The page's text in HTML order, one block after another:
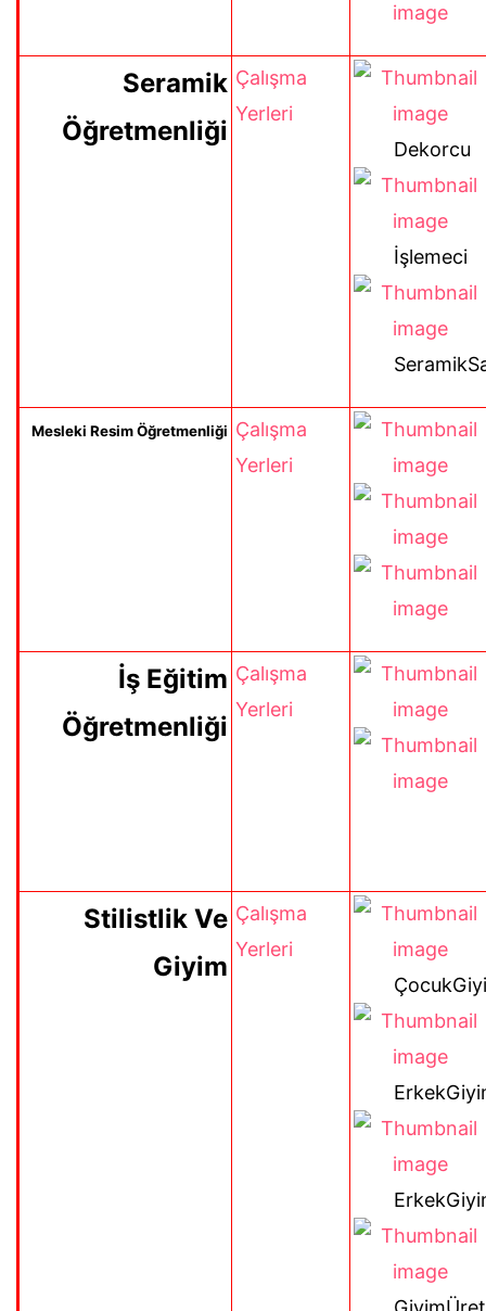
Seramik
Öğretmenliği
Çalışma
Yerleri
Dekorcu
İşlemeci
Mesleki Resim Öğretmenliği Çalışma
Yerleri
İş Eğitim
Öğretmenliği
Çalışma
Yerleri
Stilistlik Ve
Giyim
Çalışma
Yerleri